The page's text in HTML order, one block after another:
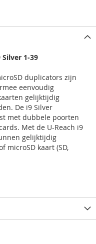
1-39
duplicators zijn
eenvoudig
gelijktijdig
De i9 Silver
met dubbele poorten
Met de U-Reach i9
gelijktijdig
microSD kaart (SD,